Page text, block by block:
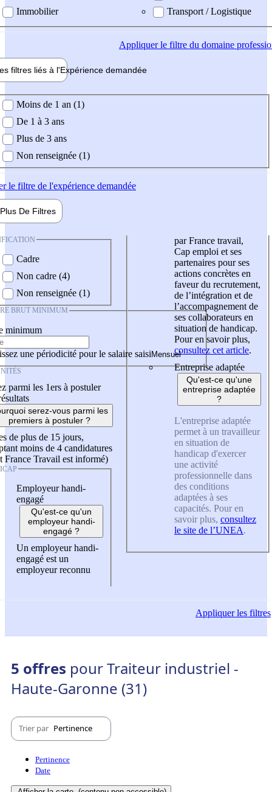
Immobilier
Transport / Logistique
Appliquerle filtre du domaine
filtres liés à l'Expérience demandée
demandée
Moins de 1 an (1)
De 1 à 3 ans
Plus de 3 ans
Non renseignée (1)
le filtre de l'expérience demandée
Plus De Filtres
Cadre
Non cadre (4)
Non renseignée (1)
BRUT MINIMUM
minimum
une périodicité pour le salaire saisi
parmi les 1ers à postuler
serez-vous parmi les
premiers à postuler ?
de plus de 15 jours,
moins de 4 candidatures
France Travail est informé)
Employeur handi-
engagé
Qu'est-ce qu'un
employeur handi-
engagé ?
Un employeur handi-
engagé est un
employeur reconnu
par France travail,
Cap emploi et ses
partenaires pour ses
actions concrètes en
faveur du recrutement,
de l’intégration et de
l’accompagnement de
ses collaborateurs en
situation de handicap.
Pour en savoir plus,
consultez cet article.
Entreprise adaptée
Qu'est-ce qu'une
entreprise adaptée
?
L'entreprise adaptée
permet à un travailleur
en situation de
handicap d'exercer
une activité
professionnelle dans
des conditions
adaptées à ses
capacités. Pour en
savoir plus, consultez
le site de l’UNEA.
Appliquerles filtres
5 offres pour Traiteur industriel -
Haute-Garonne (31)
Trier par Pertinence
Pertinence
Date